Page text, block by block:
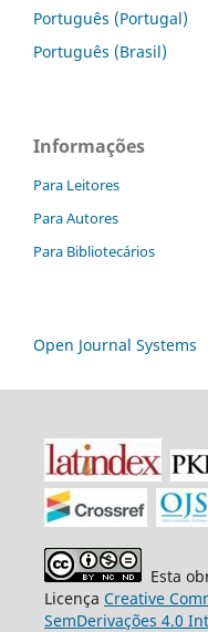
Português (Portugal)
Português (Brasil)
Informações
Para Leitores
Para Autores
Para Bibliotecários
Open Journal Systems
Esta
Licença Creative
SemDerivações 4.0